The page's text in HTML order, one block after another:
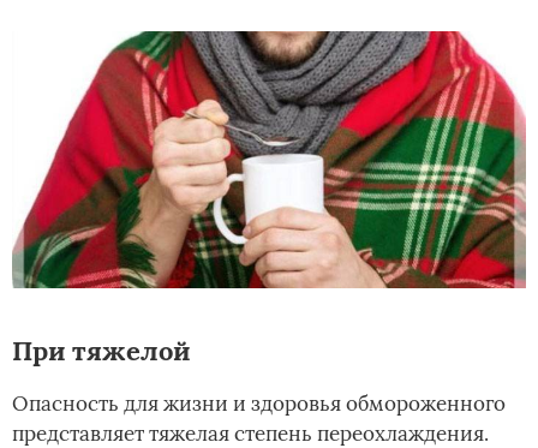
При тяжелой
Опасность для жизни и здоровья обмороженного
представляет тяжелая степень переохлаждения.